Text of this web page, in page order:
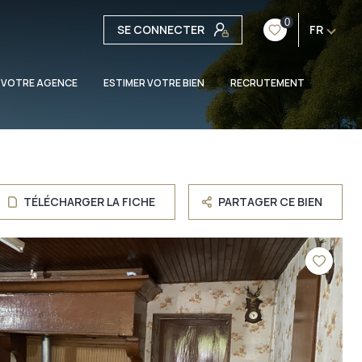
SE CONNECTER 0 FR
AGENCE ESTIMER VOTRE BIEN RECRUTEMENT
TÉLÉCHARGER LA FICHE PARTAGER CE BIEN